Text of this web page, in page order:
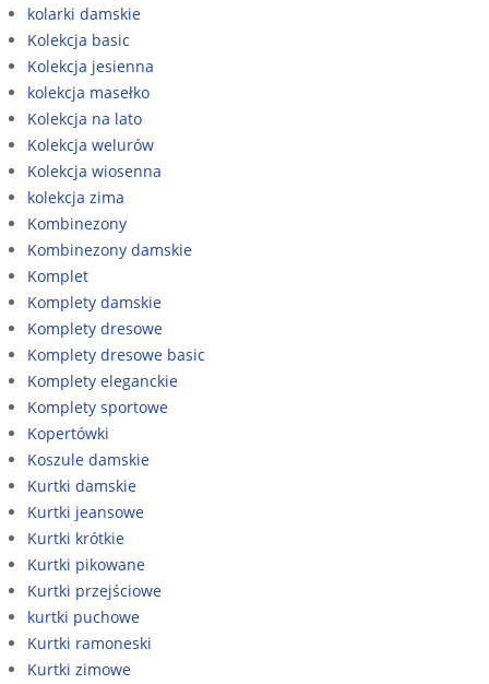
kolarki damskie
Kolekcja basic
Kolekcja jesienna
kolekcja masełko
Kolekcja na lato
Kolekcja welurów
Kolekcja wiosenna
kolekcja zima
Kombinezony
Kombinezony damskie
Komplet
Komplety damskie
Komplety dresowe
Komplety dresowe basic
Komplety eleganckie
Komplety sportowe
Kopertówki
Koszule damskie
Kurtki damskie
Kurtki jeansowe
Kurtki krótkie
Kurtki pikowane
Kurtki przejściowe
kurtki puchowe
Kurtki ramoneski
Kurtki zimowe